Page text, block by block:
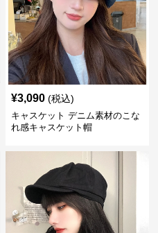
¥3,090 (税込)
キャスケット デニム素材のこな
れ感キャスケット帽